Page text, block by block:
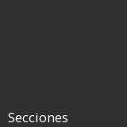
Secciones